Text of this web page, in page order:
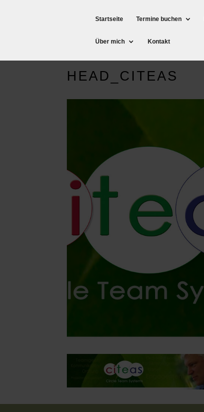
Startseite Termine buchen
Über mich Kontakt
HEAD_CITEAS